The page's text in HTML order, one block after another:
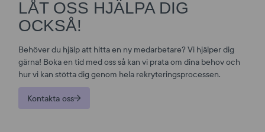
LÅT OSS HJÄLPA DIG
OCKSÅ!
Behöver du hjälp att hitta en ny medarbetare? Vi hjälper dig
gärna! Boka en tid med oss så kan vi prata om dina behov och
hur vi kan stötta dig genom hela rekryteringsprocessen.
Kontakta oss